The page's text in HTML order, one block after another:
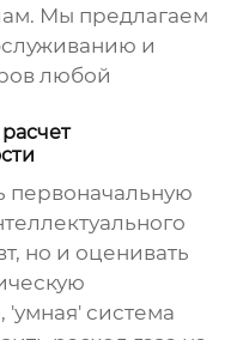
Мы предлагаем
и
любой
первоначальную
, но и оценивать
система